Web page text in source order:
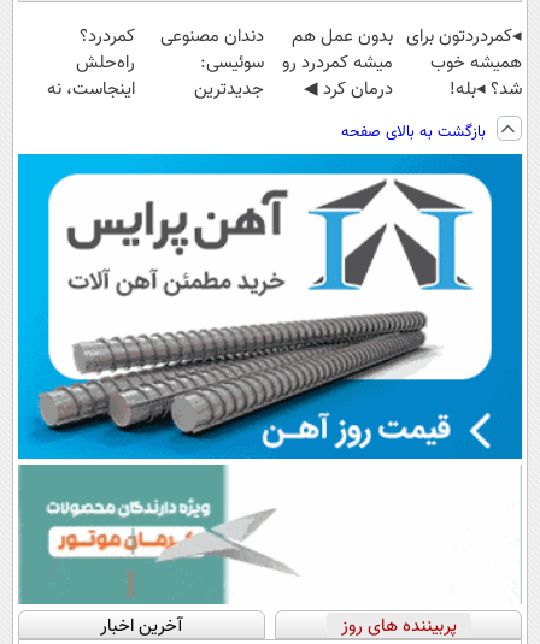
◂کمردردتون برای
همیشه خوب
شد؟ ◂بله!
(پرسش‌نامه رو
پر کن)
بدون عمل هم
میشه کمردرد رو
درمان کرد ◀
پرکن!
دندان مصنوعی
سوئیسی:
جدیدترین
پرداخت قسطی
کمردرد؟
راه‌حلش
اینجاست، نه
بازگشت به بالای صفحه
پربیننده های روز آخرین اخبار